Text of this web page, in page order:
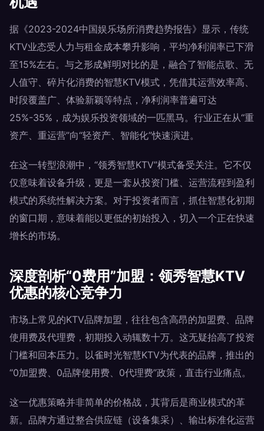
据《2023-2024中国娱乐场所消费趋势报告》显示，传统
KTV业态受人力与租金成本攀升影响，平均净利润率已下滑
至15%左右。与之形成鲜明对比的是，融合了智能点歌、无
人值守、碎片化消费的智慧KTV模式，凭借其运营效率高、
时段覆盖广、体验新颖等特点，净利润率普遍可达
25%-35%，成为娱乐投资领域的一匹黑马。行业正在从“重
资产、重运营”向“轻资产、智能化”快速演进。
在这一转型浪潮中，“领秀智慧KTV”模式备受关注。它不仅
仅意味着设备升级，更是一套从投资门槛、运营流程到盈利
模式的系统性解决方案。对于投资者而言，抓住智慧化初期
的窗口期，意味着能以更低的初始投入，切入一个正在快速
增长的市场。
深度剖析“0费用”加盟：领秀智慧KTV
优惠的核心竞争力
市场上常见的KTV品牌加盟，往往包含高昂的加盟费、品牌
使用费及代理费，初期投入动辄数十万。这无疑抬高了投资
门槛和回本压力。以雀时光智慧KTV为代表的品牌，推出的
“0加盟费、0品牌使用费、0代理费”政策，直击行业痛点。
这一优惠策略并非简单的价格战，其背后是商业模式的革
新。品牌方通过整合供应链（设备集采）、输出标准化运营